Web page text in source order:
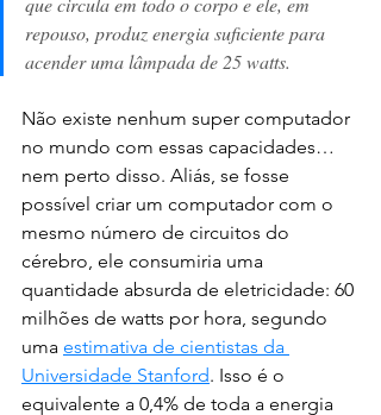
repouso, produz energia suficiente para
acender uma lâmpada de 25 watts.
Não existe nenhum super computador
no mundo com essas capacidades…
nem perto disso. Aliás, se fosse
possível criar um computador com o
mesmo número de circuitos do
cérebro, ele consumiria uma
quantidade absurda de eletricidade: 60
milhões de watts por hora, segundo
uma estimativa de cientistas da
Universidade Stanford. Isso é o
equivalente a 0,4% de toda a energia